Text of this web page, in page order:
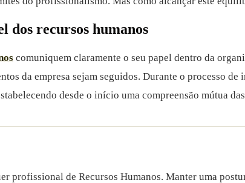
dos recursos humanos
comuniquem claramente o seu papel dentro da
da empresa sejam seguidos. Durante o processo
desde o início uma compreensão mútua
profissional de Recursos Humanos. Manter uma